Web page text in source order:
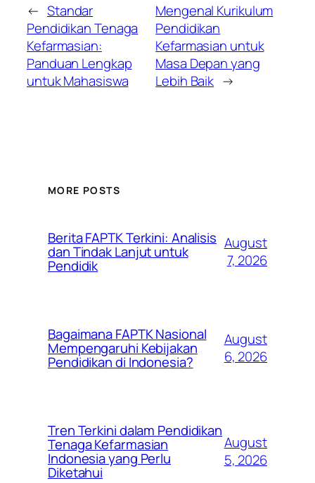
← Standar
Pendidikan Tenaga
Kefarmasian:
Panduan Lengkap
untuk Mahasiswa
Mengenal Kurikulum
Pendidikan
Kefarmasian untuk
Masa Depan yang
Lebih Baik →
MORE POSTS
Berita FAPTK Terkini: Analisis
dan Tindak Lanjut untuk
Pendidik
August
7, 2026
Bagaimana FAPTK Nasional
Mempengaruhi Kebijakan
Pendidikan di Indonesia?
August
6, 2026
Tren Terkini dalam Pendidikan
Tenaga Kefarmasian
Indonesia yang Perlu
Diketahui
August
5, 2026